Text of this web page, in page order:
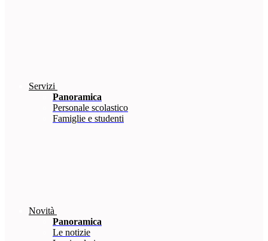
Servizi
Panoramica
Personale scolastico
Famiglie e studenti
Novità
Panoramica
Le notizie